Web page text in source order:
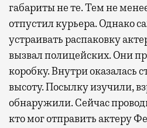
габариты не те. Тем не
отпустил курьера. Однако
устраивать распаковку
вызвал полицейских. Они
коробку. Внутри оказалась
высоту. Посылку изучили,
обнаружили. Сейчас
кто мог отправить актеру